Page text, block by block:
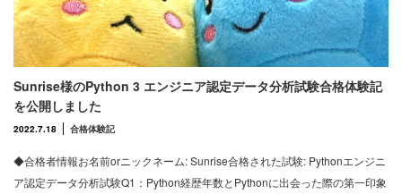
Sunrise様のPython 3 エンジニア認定データ分析試験合格体験記
を公開しました
2022.7.18 合格体験記
◆合格者情報お名前orニックネーム: Sunrise合格された試験: Pythonエンジニ
ア認定データ分析試験Q1：Python経歴年数とPythonに出会った際の第一印象